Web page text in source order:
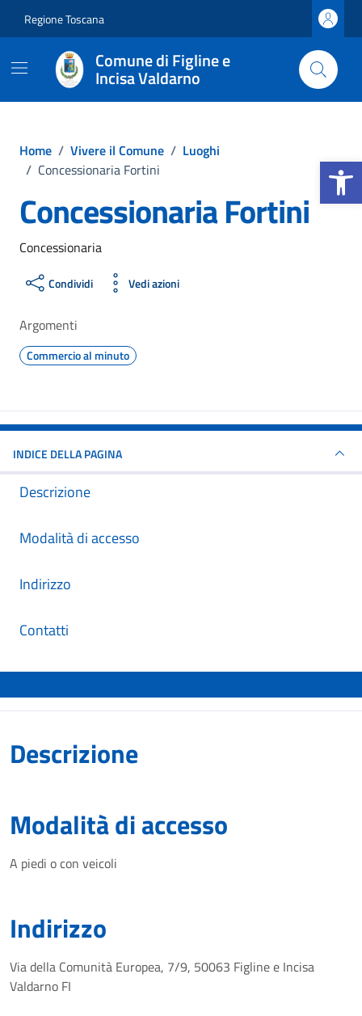
Apri la
Regione Toscana
Comune di Figline e
Incisa Valdarno
Home / Vivere il Comune / Luoghi
/ Concessionaria Fortini
Concessionaria Fortini
Concessionaria
Condividi Vedi azioni
Argomenti
Commercio al minuto
INDICE DELLA PAGINA
Descrizione
Modalità di accesso
Indirizzo
Contatti
Descrizione
Modalità di accesso
A piedi o con veicoli
Indirizzo
Via della Comunità Europea, 7/9, 50063 Figline e Incisa
Valdarno FI